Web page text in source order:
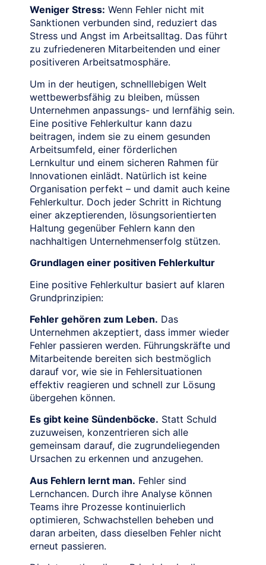
Weniger Stress: Wenn Fehler nicht mit
Sanktionen verbunden sind, reduziert das
Stress und Angst im Arbeitsalltag. Das führt
zu zufriedeneren Mitarbeitenden und einer
positiveren Arbeitsatmosphäre.
Um in der heutigen, schnelllebigen Welt
wettbewerbsfähig zu bleiben, müssen
Unternehmen anpassungs- und lernfähig sein.
Eine positive Fehlerkultur kann dazu
beitragen, indem sie zu einem gesunden
Arbeitsumfeld, einer förderlichen
Lernkultur und einem sicheren Rahmen für
Innovationen einlädt. Natürlich ist keine
Organisation perfekt – und damit auch keine
Fehlerkultur. Doch jeder Schritt in Richtung
einer akzeptierenden, lösungsorientierten
Haltung gegenüber Fehlern kann den
nachhaltigen Unternehmenserfolg stützen.
Grundlagen einer positiven Fehlerkultur
Eine positive Fehlerkultur basiert auf klaren
Grundprinzipien:
Fehler gehören zum Leben. Das
Unternehmen akzeptiert, dass immer wieder
Fehler passieren werden. Führungskräfte und
Mitarbeitende bereiten sich bestmöglich
darauf vor, wie sie in Fehlersituationen
effektiv reagieren und schnell zur Lösung
übergehen können.
Es gibt keine Sündenböcke. Statt Schuld
zuzuweisen, konzentrieren sich alle
gemeinsam darauf, die zugrundeliegenden
Ursachen zu erkennen und anzugehen.
Aus Fehlern lernt man. Fehler sind
Lernchancen. Durch ihre Analyse können
Teams ihre Prozesse kontinuierlich
optimieren, Schwachstellen beheben und
daran arbeiten, dass dieselben Fehler nicht
erneut passieren.